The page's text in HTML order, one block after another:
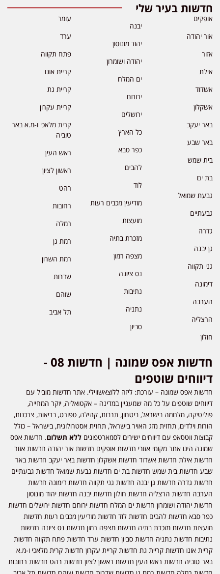
חדשות בעיר שלי
אופקים
אור יהודה
אזור
אילת
אשדוד
אשקלון
באר יעקב
באר שבע
בית שמש
בת ים
גבעת שמואל
גבעתיים
גדרה
גן יבנה
גני תקווה
דימונה
הערבה
הרצליה
חולון
יבנה
יהוד מונוסון
יהודה ושומרון
ים המלח
ירוחם
ירושלים
כל הארץ
כפר סבא
להבים
לוד
מודיעין מכבים רעות
מועצות
מזכרת בתיה
מצפה רמון
נס ציונה
נתיבות
נתניה
סביון
עומר
ערד
פתח תקווה
קריית אונו
קריית גת
קריית עקרון
קרית מלאכי ו-מ.א באר
טוביה
ראש העין
ראשון לציון
רהט
רחובות
רמלה
רמת גן
רמת השרון
שדרות
שוהם
תל אביב
חדשות אפס שמונה | חדשות 08 -
דיווחים שוטפים
חדשות אפס שמונה – עורכת: ליזה ללוצאשווילי. אתר חדשות מוביל עם
דיווחים שוטפים על כל מה שמעניין במדינה – אקטואליה, יוקר המחייה,
פוליטיקה, מלחמה בישראל, ביטחון, תרבות, קהילה, ספורט, בריאות, צרכנות,
הורות וילדים, תחזית מזג האויר בישראל, תחזית אסטרולוגית, בישראל – כולל
קבוצות ווטסאפ עם דיווחים ישירים לסמארטפונים ללא תשלום. חדשות אפס
שמונה הינו אתר מקומי אזורי חדשות אופקים חדשות אור יהודה חדשות אזור
חדשות אילת חדשות אשדוד חדשות אשקלון חדשות באר יעקב חדשות באר
שבע חדשות בית שמש חדשות בת ים חדשות גבעת שמואל חדשות גבעתיים
חדשות גדרה חדשות גן יבנה חדשות גני תקווה חדשות דימונה חדשות
הערבה חדשות הרצליה חדשות חולון חדשות יבנה חדשות יהוד מונוסון
חדשות יהודה ושומרון חדשות ים המלח חדשות ירוחם חדשות ירושלים חדשות
כפר סבא חדשות להבים חדשות לוד חדשות מודיעין מכבים רעות חדשות
מועצות חדשות מזכרת בתיה חדשות מצפה רמון חדשות נס ציונה חדשות
נתיבות חדשות נתניה חדשות סביון חדשות ערד חדשות פתח תקווה חדשות
קריית אונו חדשות קריית גת חדשות קריית עקרון חדשות קרית מלאכי ו-מ.א
באר טוביה חדשות ראש העין חדשות ראשון לציון חדשות רהט חדשות רחובות